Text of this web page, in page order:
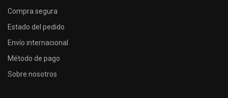
Compra segura
Estado del pedido
Envío internacional
Método de pago
Sobre nosotros